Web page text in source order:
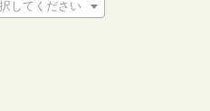
してください
さい